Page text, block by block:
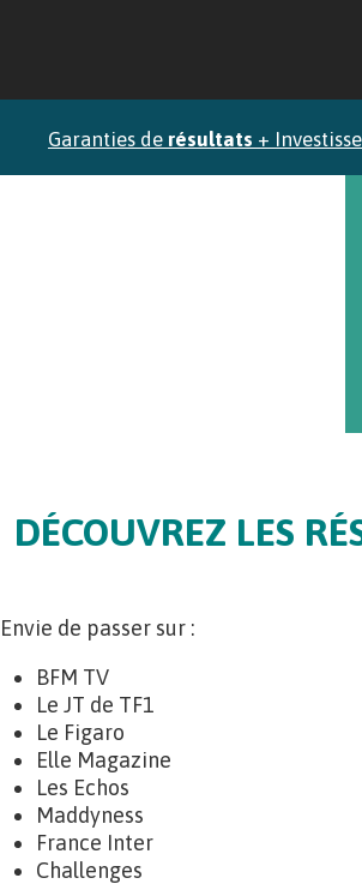
Garanties de résultats +
DÉCOUVREZ LES
Envie de passer sur :
BFM TV
Le JT de TF1
Le Figaro
Elle Magazine
Les Echos
Maddyness
France Inter
Challenges